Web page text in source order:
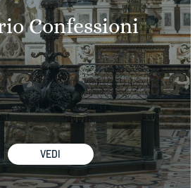
Confessioni
VEDI